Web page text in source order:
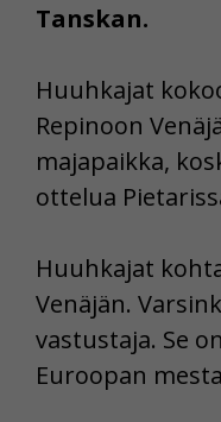
Tanskan.
Huuhkajat
Repinoon
majapaikka,
ottelua
Huuhkajat
Venäjän.
vastustaja. Se
Euroopan